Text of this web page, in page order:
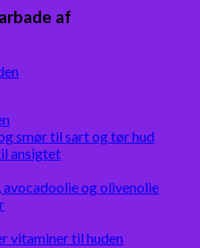
af
smør til sart og tør hud
ansigtet
og olivenolie
vitaminer til huden